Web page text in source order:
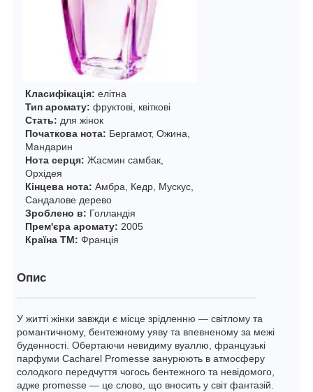
Класифікація: елітна
Тип аромату: фруктові, квіткові
Стать: для жінок
Початкова нота: Бергамот, Ожина,
Мандарин
Нота серця: Жасмин самбак,
Орхідея
Кінцева нота: Амбра, Кедр, Мускус,
Сандалове дерево
Зроблено в: Голландія
Прем'єра аромату: 2005
Країна ТМ: Франція
Опис
У житті жінки завжди є місце зрідленню — світлому та
романтичному, бентежному уяву та впевненому за межі
буденності. Обертаючи невидиму вуаллю, французькі
парфуми Cacharel Promesse занурюють в атмосферу
солодкого передчуття чогось бентежного та невідомого,
адже promesse — це слово, що вносить у світ фантазій.